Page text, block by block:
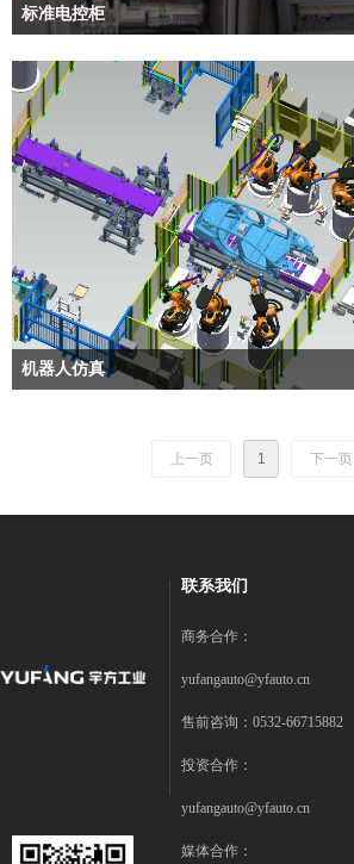
标准电控柜
机器人仿真
上一页 1 下一页
商务合作：
yufangauto@yfauto.cn
售前咨询：0532-66715882
投资合作：
yufangauto@yfauto.cn
媒体合作：
联系我们